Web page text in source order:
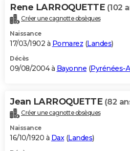
Rene LARROQUETTE (102
Créer une cagnotte obsèques
Naissance
17/03/1902 à Pomarez (Landes)
Décès
09/08/2004 à Bayonne (Pyrénées-
Jean LARROQUETTE (82
Créer une cagnotte obsèques
Naissance
16/10/1920 à Dax(Landes)